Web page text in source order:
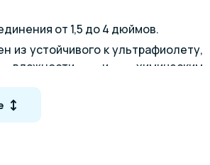
от 1,5 до 4 дюймов.
из устойчивого к ультрафиолету,
влажности и химическим